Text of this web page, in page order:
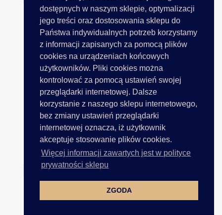
dostępnych w naszym sklepie, optymalizacji
jego treści oraz dostosowania sklepu do
Państwa indywidualnych potrzeb korzystamy
z informacji zapisanych za pomocą plików
cookies na urządzeniach końcowych
użytkowników. Pliki cookies można
kontrolować za pomocą ustawień swojej
przeglądarki internetowej. Dalsze
korzystanie z naszego sklepu internetowego,
bez zmiany ustawień przeglądarki
internetowej oznacza, iż użytkownik
akceptuje stosowanie plików cookies.
Więcej informacji zawartych jest w polityce
prywatności sklepu
ZGODA
Sznurek Brokatowy ZŁOTY...